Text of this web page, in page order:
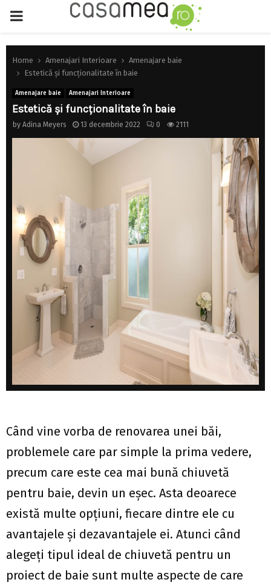
PRIMARY
MENU
Home Amenajari Interioare
Amenajare baie
Estetică și funcționalitate în baie
Amenajare baie Amenajari Interioare
Estetică și funcționalitate în baie
by Adina Meyers 13 decembrie 2022 0 2111
Când vine vorba de renovarea unei băi,
problemele care par simple la prima vedere,
precum care este cea mai bună chiuvetă
pentru baie, devin un eșec. Asta deoarece
există multe opțiuni, fiecare dintre ele cu
avantajele și dezavantajele ei. Atunci când
alegeți tipul ideal de chiuvetă pentru un
proiect de baie sunt multe aspecte de care